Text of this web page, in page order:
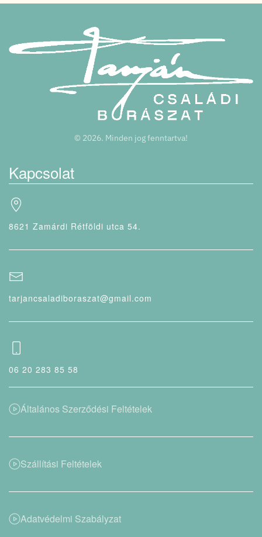
© 2026. Minden jog fenntartva!
Kapcsolat
8621 Zamárdi Rétföldi utca 54.
tarjancsaladiboraszat@gmail.com
06 20 283 85 58
Általános Szerződési Feltételek
Szállítási Feltételek
Adatvédelmi Szabályzat